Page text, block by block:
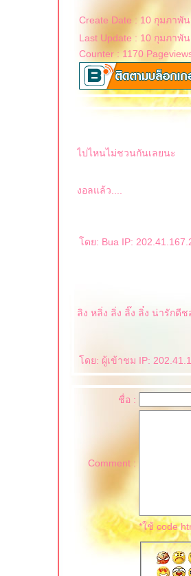
Create Date : 10 กุมภาพั
Last Update : 10 กุมภาพั
Counter : 1170
ไปไหนไม่ชวนกันเลยนะ
งอลแล้ว....
ดย: Bua IP:
ลิง หลิ่ง ลิ่ง ลิ๊ง ลิ๋ง น่ารักดี
ดย: ผู้เข้าชม IP:
ชื่อ :
Comment :
*ใช้ code